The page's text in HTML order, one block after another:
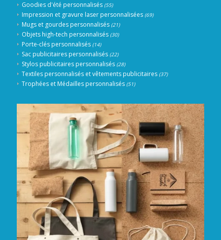
Goodies d'été personnalisés (55)
Impression et gravure laser personnalisées (69)
Mugs et gourdes personnalisés (21)
Objets high-tech personnalisés (30)
Porte-clés personnalisés (14)
Sac publicitaires personnalisés (22)
Stylos publicitaires personnalisés (28)
Textiles personnalisés et vêtements publicitaires (37)
Trophées et Médailles personnalisés (51)